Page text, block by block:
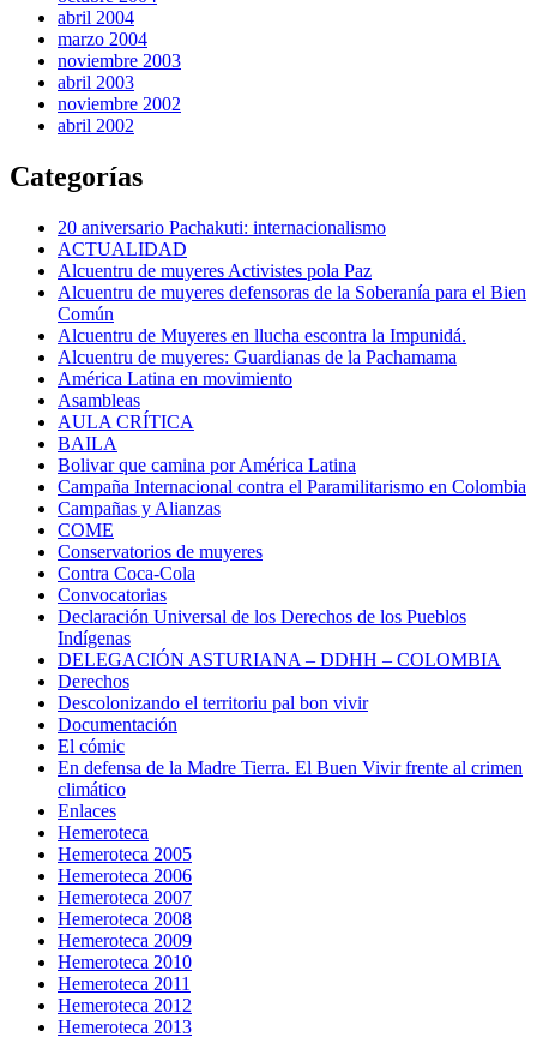
abril 2004
marzo 2004
noviembre 2003
abril 2003
noviembre 2002
abril 2002
Categorías
20 aniversario Pachakuti: internacionalismo
ACTUALIDAD
Alcuentru de muyeres Activistes pola Paz
Alcuentru de muyeres defensoras de la Soberanía para el Bien
Común
Alcuentru de Muyeres en llucha escontra la Impunidá.
Alcuentru de muyeres: Guardianas de la Pachamama
América Latina en movimiento
Asambleas
AULA CRÍTICA
BAILA
Bolivar que camina por América Latina
Campaña Internacional contra el Paramilitarismo en Colombia
Campañas y Alianzas
COME
Conservatorios de muyeres
Contra Coca-Cola
Convocatorias
Declaración Universal de los Derechos de los Pueblos
Indígenas
DELEGACIÓN ASTURIANA – DDHH – COLOMBIA
Derechos
Descolonizando el territoriu pal bon vivir
Documentación
El cómic
En defensa de la Madre Tierra. El Buen Vivir frente al crimen
climático
Enlaces
Hemeroteca
Hemeroteca 2005
Hemeroteca 2006
Hemeroteca 2007
Hemeroteca 2008
Hemeroteca 2009
Hemeroteca 2010
Hemeroteca 2011
Hemeroteca 2012
Hemeroteca 2013